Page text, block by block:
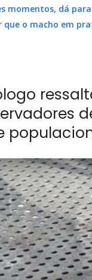
momentos, dá
que o macho em